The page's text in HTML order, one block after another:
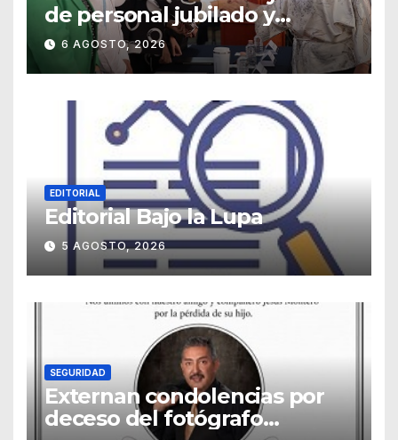
de personal jubilado y
agradece su legado
6 AGOSTO, 2026
EDITORIAL
Editorial Bajo la Lupa
5 AGOSTO, 2026
SEGURIDAD
Externan condolencias por
deceso del fotógrafo